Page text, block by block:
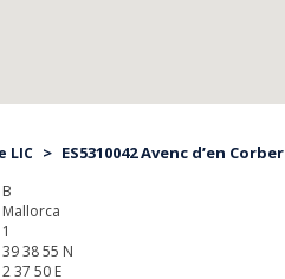
LIC > ES5310042 Avenc d’en
B
Mallorca
1
39 38 55 N
2 37 50 E